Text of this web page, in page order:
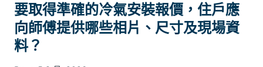
選
擇
RANKING
要取得準確的冷氣安裝報價，住戶應
向師傅提供哪些相片、尺寸及現場資
料？